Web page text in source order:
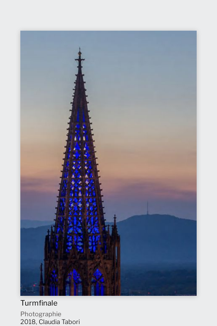
Turmfinale
Photographie
2018, Claudia Tabori